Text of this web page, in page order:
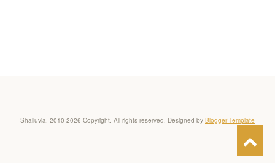
Shalluvia. 2010-2026 Copyright. All rights reserved. Designed by Blogger Template